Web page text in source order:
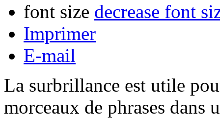
font size decrease font
Imprimer
E-mail
La surbrillance est utile
morceaux de phrases dans